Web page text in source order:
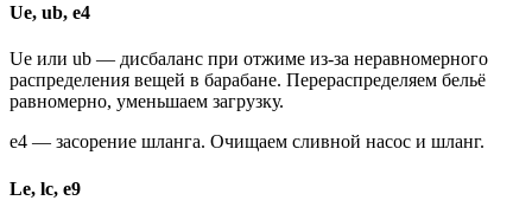
Ue, ub, e4
Ue или ub — дисбаланс при отжиме из-за неравномерного
распределения вещей в барабане. Перераспределяем бельё
равномерно, уменьшаем загрузку.
e4 — засорение шланга. Очищаем сливной насос и шланг.
Le, lc, e9